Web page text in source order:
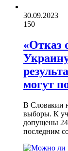
30.09.2023
150
«Отказ
могут
В Словакии
выборы. К
допущены 24
последним